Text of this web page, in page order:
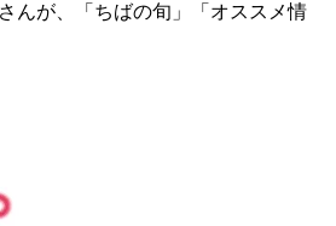
んが、「ちばの旬」「オススメ情